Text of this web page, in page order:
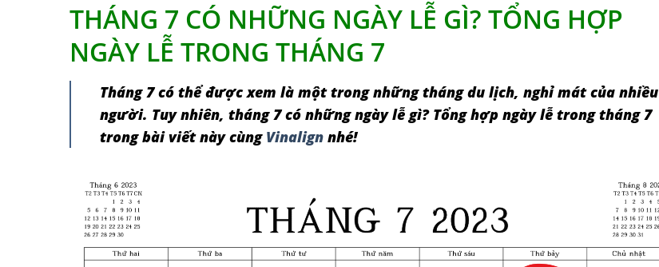
THÁNG 7 CÓ NHỮNG NGÀY LỄ GÌ? TỔNG HỢP
NGÀY LỄ TRONG THÁNG 7
Tháng 7 có thể được xem là một trong những tháng du lịch, nghỉ mát của nhiều
người. Tuy nhiên, tháng 7 có những ngày lễ gì? Tổng hợp ngày lễ trong tháng 7
trong bài viết này cùng Vinalign nhé!